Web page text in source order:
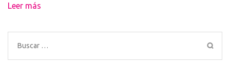
Leer más
Buscar: